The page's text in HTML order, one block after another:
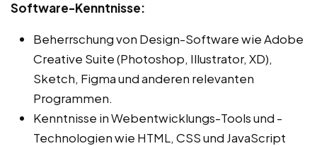
Software-Kenntnisse:
Beherrschung von Design-Software wie Adobe
Creative Suite (Photoshop, Illustrator, XD),
Sketch, Figma und anderen relevanten
Programmen.
Kenntnisse in Webentwicklungs-Tools und -
Technologien wie HTML, CSS und JavaScript